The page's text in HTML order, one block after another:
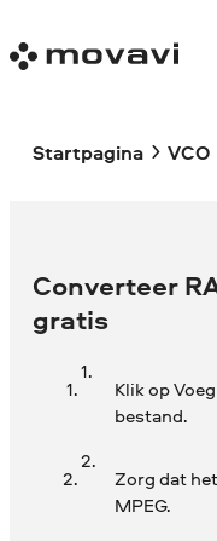
Startpagina VCO
Converteer
gratis
Klik op
bestand.
Zorg dat
MPEG.